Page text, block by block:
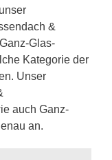
&
Glas-
Kategorie der
Unser
auch Ganz-
an.